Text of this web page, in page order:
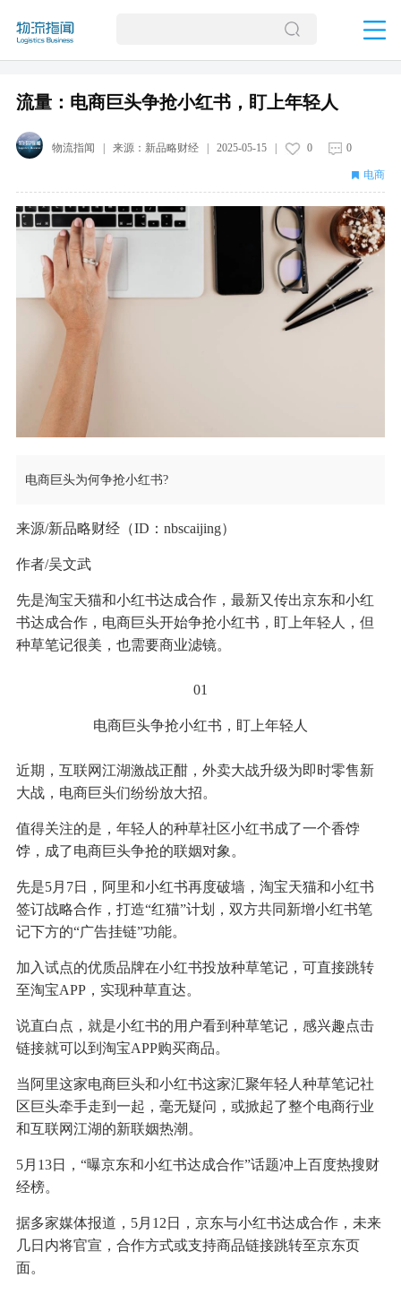
流量：电商巨头争抢小红书，盯上年轻人
物流指闻 | 来源： 新品略财经| 2025-05-15| 0 0
电商
电商巨头为何争抢小红书?
来源/新品略财经（ID：nbscaijing）
作者/吴文武
先是淘宝天猫和小红书达成合作，最新又传出京东和小红
书达成合作，电商巨头开始争抢小红书，盯上年轻人，但
种草笔记很美，也需要商业滤镜。
01
电商巨头争抢小红书，盯上年轻人
近期，互联网江湖激战正酣，外卖大战升级为即时零售新
大战，电商巨头们纷纷放大招。
值得关注的是，年轻人的种草社区小红书成了一个香饽
饽，成了电商巨头争抢的联姻对象。
先是5月7日，阿里和小红书再度破墙，淘宝天猫和小红书
签订战略合作，打造“红猫”计划，双方共同新增小红书笔
记下方的“广告挂链”功能。
加入试点的优质品牌在小红书投放种草笔记，可直接跳转
至淘宝APP，实现种草直达。
说直白点，就是小红书的用户看到种草笔记，感兴趣点击
链接就可以到淘宝APP购买商品。
当阿里这家电商巨头和小红书这家汇聚年轻人种草笔记社
区巨头牵手走到一起，毫无疑问，或掀起了整个电商行业
和互联网江湖的新联姻热潮。
5月13日，“曝京东和小红书达成合作”话题冲上百度热搜财
经榜。
据多家媒体报道，5月12日，京东与小红书达成合作，未来
几日内将官宣，合作方式或支持商品链接跳转至京东页
面。